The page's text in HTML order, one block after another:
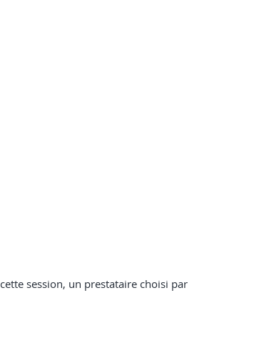
session, un prestataire choisi par